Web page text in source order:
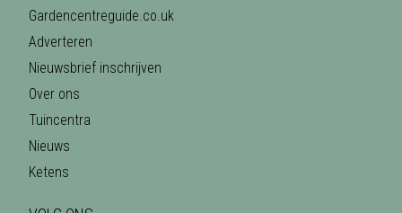
Gardencentreguide.co.uk
Adverteren
Nieuwsbrief inschrijven
Over ons
Tuincentra
Nieuws
Ketens